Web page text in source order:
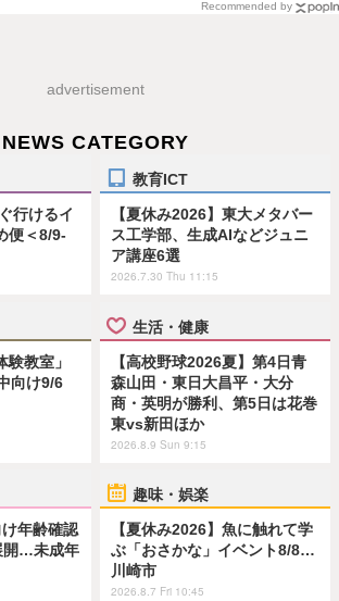
Recommended by
advertisement
NEWS CATEGORY
行けるイ
便＜8/9-
教育ICT
【夏休み2026】東大メタバー
ス工学部、生成AIなどジュニ
ア講座6選
2026.7.30 Thu 11:15
教室」
向け9/6
生活・健康
【高校野球2026夏】第4日青
森山田・東日大昌平・大分
商・英明が勝利、第5日は花巻
東vs新田ほか
2026.8.9 Sun 9:15
年齢確認
開…未成年
趣味・娯楽
【夏休み2026】魚に触れて学
ぶ「おさかな」イベント8/8…
川崎市
2026.8.7 Fri 10:45